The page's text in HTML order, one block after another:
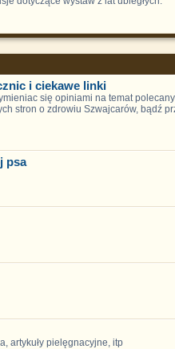
i ciekawe linki
się opiniami na temat
stron o zdrowiu Szwajcarów, bądź
psa
artykuły pielęgnacyjne, itp